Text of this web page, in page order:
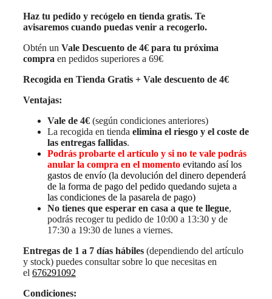
Haz tu pedido y recógelo en tienda gratis. Te
avisaremos cuando puedas venir a recogerlo.
Obtén un Vale Descuento de 4€ para tu próxima
compra en pedidos superiores a 69€
Recogida en Tienda Gratis + Vale descuento de 4€
Ventajas:
Vale de 4€ (según condiciones anteriores)
La recogida en tienda elimina el riesgo y el coste de
las entregas fallidas.
Podrás probarte el artículo y si no te vale podrás
anular la compra en el momento evitando así los
gastos de envío (la devolución del dinero dependerá
de la forma de pago del pedido quedando sujeta a
las condiciones de la pasarela de pago)
No tienes que esperar en casa a que te llegue,
podrás recoger tu pedido de 10:00 a 13:30 y de
17:30 a 19:30 de lunes a viernes.
Entregas de 1 a 7 días hábiles (dependiendo del artículo
y stock) puedes consultar sobre lo que necesitas en
el 676291092
Condiciones: